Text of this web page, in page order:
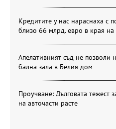
Кредитите у нас нараснаха с
близо 66 млрд. евро в края
Апелативният съд не позволи
бална зала в Белия дом
Проучване: Дълговата тежест
на авточасти расте